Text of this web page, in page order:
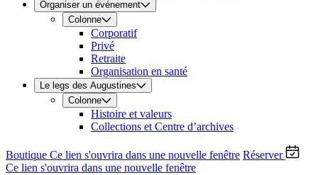
Organiser un événement
Colonne
Corporatif
Privé
Retraite
Organisation en santé
Le legs des Augustines
Colonne
Histoire et valeurs
Collections et Centre d’archives
Boutique Ce lien s'ouvrira dans une nouvelle fenêtre Réserver
Ce lien s'ouvrira dans une nouvelle fenêtre